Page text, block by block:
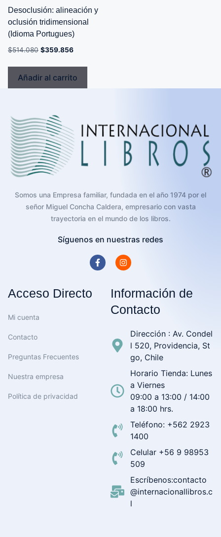
Desoclusión: alineación y
oclusión tridimensional
(Idioma Portugues)
$514.080 $359.856
Añadir al carrito
Somos una Empresa familiar, fundada en el año 1974 por el
señor Miguel Concha Caldera, empresario con vasta
trayectoria en el mundo de los libros.
Síguenos en nuestras redes
Acceso Directo
Mi cuenta
Contacto
Preguntas Frecuentes
Nuestra empresa
Política de privacidad
Información de
Contacto
Dirección : Av. Condel
l 520, Providencia, St
go, Chile
Horario Tienda: Lunes
a Viernes
09:00 a 13:00 / 14:00
a 18:00 hrs.
Teléfono: +562 2923
1400
Celular +56 9 98953
509
Escríbenos:contacto
@internacionallibros.c
l